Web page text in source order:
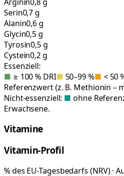
Serin0,7 g
Alanin0,6 g
Glycin0,5 g
Tyrosin0,5 g
Cystein0,2 g
Essenziell:
■ ≥ 100 % DRI■ 50–99 %■ < 50
Referenzwert (z. B. Methionin –
Nicht-essenziell: ■ ohne
Erwachsene.
Vitamine
Vitamin-Profil
% des EU-Tagesbedarfs (NRV) ·